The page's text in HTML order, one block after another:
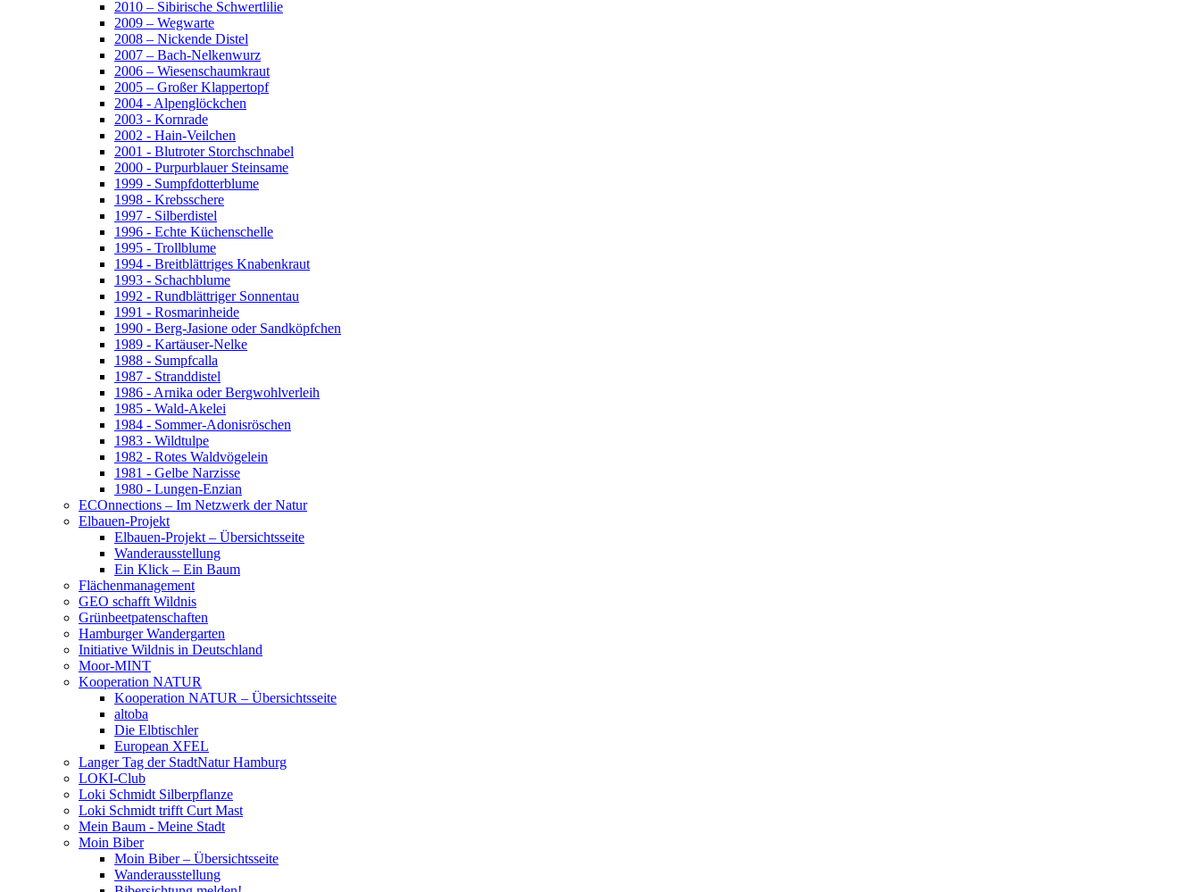
2010 – Sibirische Schwertlilie
2009 – Wegwarte
2008 – Nickende Distel
2007 – Bach-Nelkenwurz
2006 – Wiesenschaumkraut
2005 – Großer Klappertopf
2004 - Alpenglöckchen
2003 - Kornrade
2002 - Hain-Veilchen
2001 - Blutroter Storchschnabel
2000 - Purpurblauer Steinsame
1999 - Sumpfdotterblume
1998 - Krebsschere
1997 - Silberdistel
1996 - Echte Küchenschelle
1995 - Trollblume
1994 - Breitblättriges Knabenkraut
1993 - Schachblume
1992 - Rundblättriger Sonnentau
1991 - Rosmarinheide
1990 - Berg-Jasione oder Sandköpfchen
1989 - Kartäuser-Nelke
1988 - Sumpfcalla
1987 - Stranddistel
1986 - Arnika oder Bergwohlverleih
1985 - Wald-Akelei
1984 - Sommer-Adonisröschen
1983 - Wildtulpe
1982 - Rotes Waldvögelein
1981 - Gelbe Narzisse
1980 - Lungen-Enzian
ECOnnections – Im Netzwerk der Natur
Elbauen-Projekt
Elbauen-Projekt – Übersichtsseite
Wanderausstellung
Ein Klick – Ein Baum
Flächenmanagement
GEO schafft Wildnis
Grünbeetpatenschaften
Hamburger Wandergarten
Initiative Wildnis in Deutschland
Moor-MINT
Kooperation NATUR
Kooperation NATUR – Übersichtsseite
altoba
Die Elbtischler
European XFEL
Langer Tag der StadtNatur Hamburg
LOKI-Club
Loki Schmidt Silberpflanze
Loki Schmidt trifft Curt Mast
Mein Baum - Meine Stadt
Moin Biber
Moin Biber – Übersichtsseite
Wanderausstellung